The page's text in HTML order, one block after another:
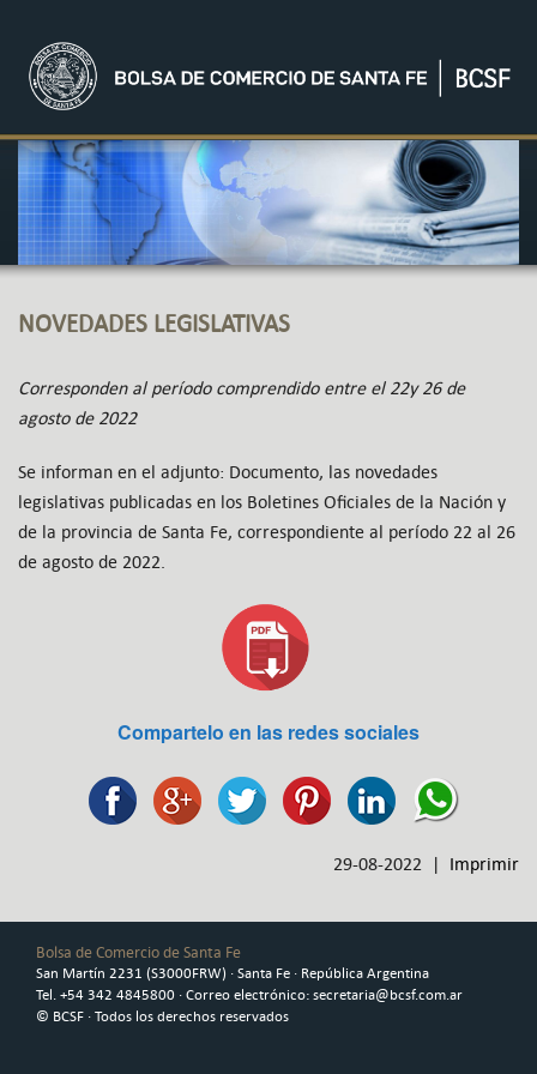
NOVEDADES LEGISLATIVAS
Corresponden al período comprendido entre el 22y 26 de
agosto de 2022
Se informan en el adjunto: Documento, las novedades
legislativas publicadas en los Boletines Oficiales de la Nación y
de la provincia de Santa Fe, correspondiente al período 22 al 26
de agosto de 2022.
Compartelo en las redes sociales
29-08-2022 | Imprimir
Bolsa de Comercio de Santa Fe
San Martín 2231 (S3000FRW) · Santa Fe · República Argentina
Tel. +54 342 4845800 · Correo electrónico: secretaria@bcsf.com.ar
© BCSF · Todos los derechos reservados